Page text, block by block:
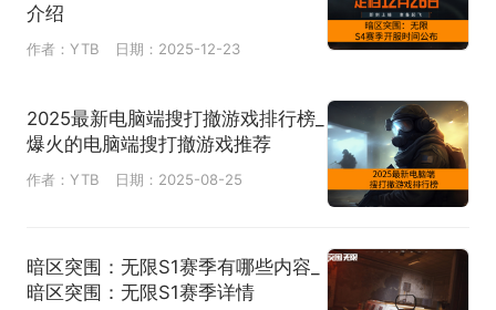
介绍
作者：YTB 日期：2025-12-23
2025最新电脑端搜打撤游戏排行榜_
爆火的电脑端搜打撤游戏推荐
作者：YTB 日期：2025-08-25
暗区突围：无限S1赛季有哪些内容_
暗区突围：无限S1赛季详情